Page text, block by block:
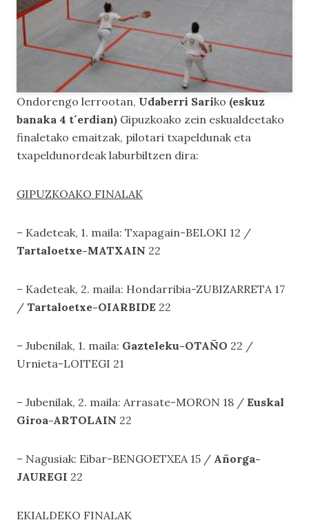
Ondorengo lerrootan, Udaberri Sariko (eskuz
banaka 4 t´erdian) Gipuzkoako zein eskualdeetako
finaletako emaitzak, pilotari txapeldunak eta
txapeldunordeak laburbiltzen dira:
GIPUZKOAKO FINALAK
– Kadeteak, 1. maila: Txapagain-BELOKI 12 /
Tartaloetxe-MATXAIN 22
– Kadeteak, 2. maila: Hondarribia-ZUBIZARRETA 17
/ Tartaloetxe-OIARBIDE 22
– Jubenilak, 1. maila: Gazteleku-OTAÑO 22 /
Urnieta-LOITEGI 21
– Jubenilak, 2. maila: Arrasate-MORON 18 / Euskal
Giroa-ARTOLAIN 22
– Nagusiak: Eibar-BENGOETXEA 15 / Añorga-
JAUREGI 22
EKIALDEKO FINALAK